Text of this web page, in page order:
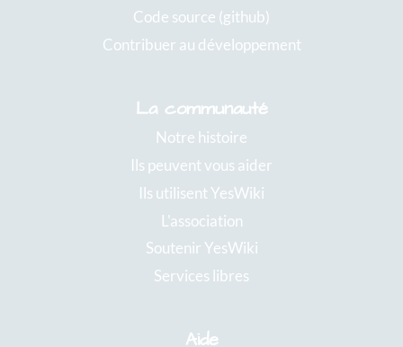
Code source (github)
Contribuer au développement
La communauté
Notre histoire
Ils peuvent vous aider
Ils utilisent YesWiki
L'association
Soutenir YesWiki
Services libres
Aide